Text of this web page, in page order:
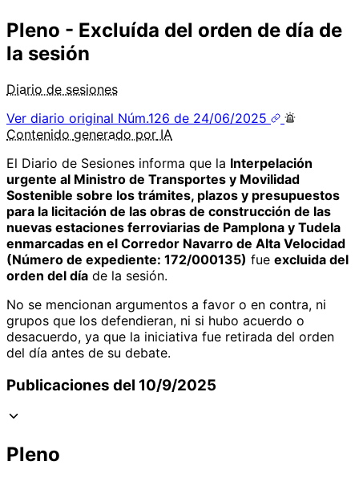
Pleno - Excluída del orden de día de
la sesión
Diario de sesiones
Ver diario original Núm.126 de 24/06/2025
Contenido generado por IA
El Diario de Sesiones informa que la Interpelación
urgente al Ministro de Transportes y Movilidad
Sostenible sobre los trámites, plazos y presupuestos
para la licitación de las obras de construcción de las
nuevas estaciones ferroviarias de Pamplona y Tudela
enmarcadas en el Corredor Navarro de Alta Velocidad
(Número de expediente: 172/000135) fue excluida del
orden del día de la sesión.
No se mencionan argumentos a favor o en contra, ni
grupos que los defendieran, ni si hubo acuerdo o
desacuerdo, ya que la iniciativa fue retirada del orden
del día antes de su debate.
Publicaciones del 10/9/2025
Pleno